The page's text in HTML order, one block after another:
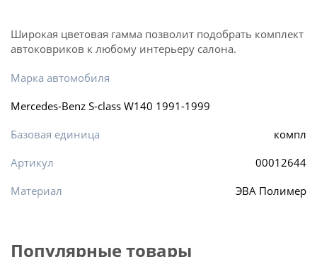
Широкая цветовая гамма позволит подобрать комплект
автоковриков к любому интерьеру салона.
Марка автомобиля
Mercedes-Benz S-class W140 1991-1999
Базовая единица
компл
Артикул
00012644
Материал
ЭВА Полимер
Популярные товары